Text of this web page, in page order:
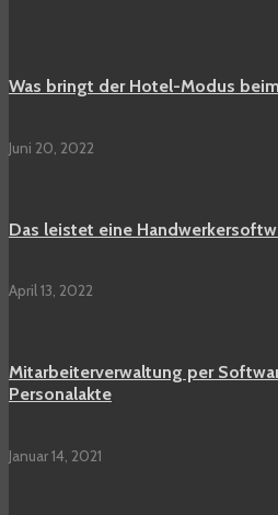
Was bringt der Hotel-Modus
Juni 20, 2022
Das leistet eine
April 13, 2022
Mitarbeiterverwaltung per
Personalakte
Januar 14, 2021